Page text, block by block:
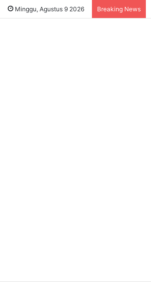
Minggu, Agustus 9 2026 Breaking News